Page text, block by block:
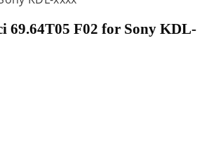
69.64T05 F02 for Sony KDL-